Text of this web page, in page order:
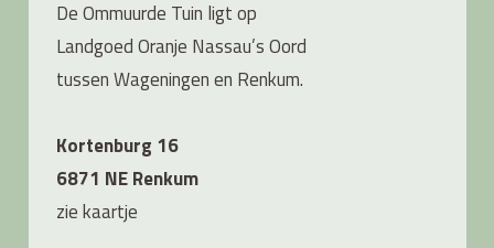
De Ommuurde Tuin ligt op
Landgoed Oranje Nassau’s Oord
tussen Wageningen en Renkum.
Kortenburg 16
6871 NE Renkum
ziekaartje